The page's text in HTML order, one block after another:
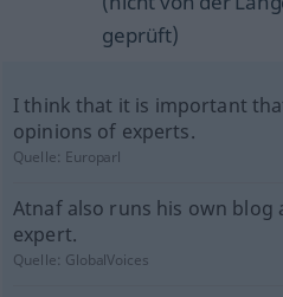
geprüft)
I think that it is important
opinions of experts.
Quelle: Europarl
Atnaf also runs his own blog
expert.
Quelle: GlobalVoices